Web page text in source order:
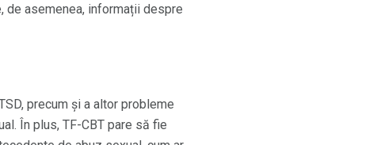
de asemenea, informații despre
precum și a altor probleme
În plus, TF-CBT pare să fie